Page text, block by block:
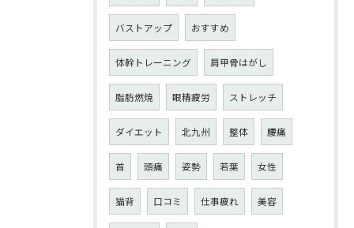
バストアップ おすすめ
体幹トレーニング 肩甲骨はがし
脂肪燃焼 眼精疲労 ストレッチ
ダイエット 北九州 整体 腰痛
首 頭痛 姿勢 若葉 女性
猫背 口コミ 仕事疲れ 美容